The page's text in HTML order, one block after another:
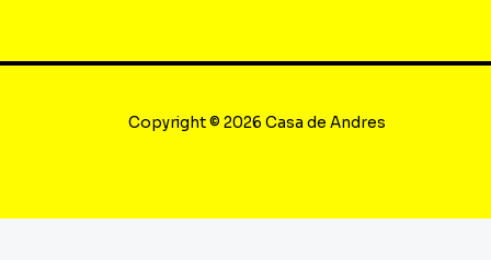
Copyright © 2026 Casa de Andres